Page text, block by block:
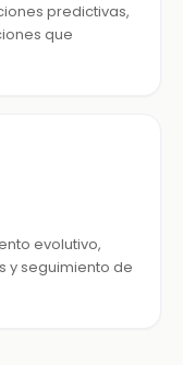
predictivas,
que
evolutivo,
y seguimiento de